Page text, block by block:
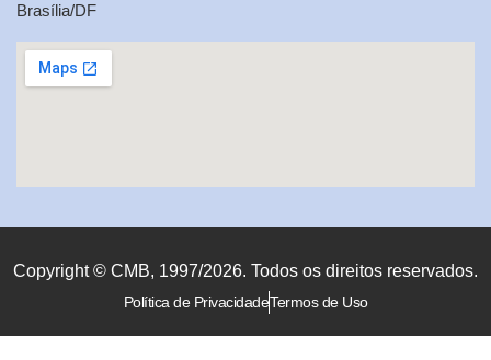
Brasília/DF
Copyright © CMB, 1997/2026. Todos os direitos reservados.
Política de PrivacidadeTermos de Uso